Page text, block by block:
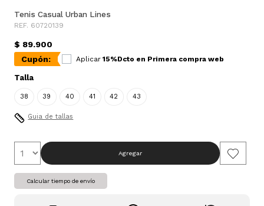
Tenis Casual Urban Lines
REF. 60720139
$ 89.900
Cupón:
Aplicar 15%Dcto en Primera compra web
Talla
38 39 40 41 42 43
Guia de tallas
Agregar
Calcular tiempo de envío